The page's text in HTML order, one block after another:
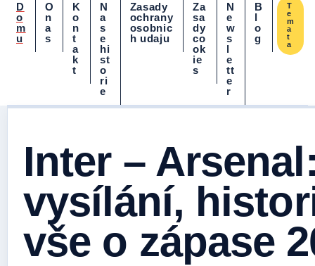
D
o
m
u
O
n
a
s
K
o
n
t
a
k
t
N
a
s
e
hi
st
o
ri
e
Zasady
ochrany
osobnic
h udaju
Za
sa
dy
co
ok
ie
s
N
e
w
s
l
e
tt
e
r
B
l
o
g
T
e
m
a
t
a
Inter –
vysílání,
vše o zápase